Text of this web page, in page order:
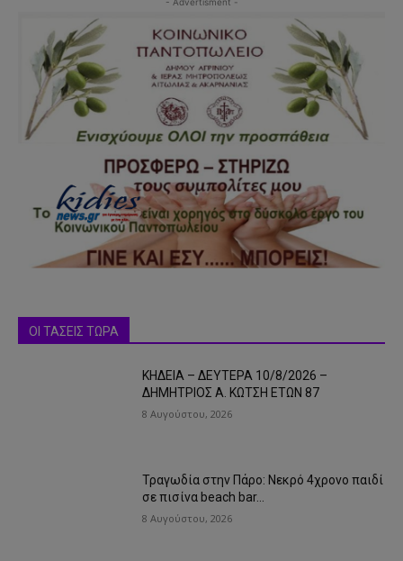
ΟΙ ΤΑΣΕΙΣ ΤΩΡΑ
ΚΗΔΕΙΑ – ΔΕΥΤΕΡΑ 10/8/2026 –
ΔΗΜΗΤΡΙΟΣ Α. ΚΩΤΣΗ ΕΤΩΝ 87
8 Αυγούστου, 2026
Τραγωδία στην Πάρο: Νεκρό 4χρονο παιδί
σε πισίνα beach bar…
8 Αυγούστου, 2026